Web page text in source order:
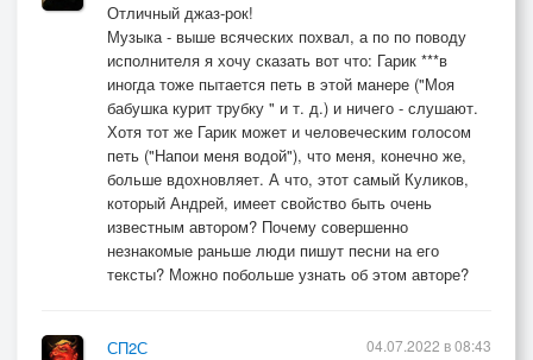
Отличный джаз-рок!
Музыка - выше всяческих похвал, а по по поводу
исполнителя я хочу сказать вот что: Гарик ***в
иногда тоже пытается петь в этой манере ("Моя
бабушка курит трубку " и т. д.) и ничего - слушают.
Хотя тот же Гарик может и человеческим голосом
петь ("Напои меня водой"), что меня, конечно же,
больше вдохновляет. А что, этот самый Куликов,
который Андрей, имеет свойство быть очень
известным автором? Почему совершенно
незнакомые раньше люди пишут песни на его
тексты? Можно побольше узнать об этом авторе?
СП2С
04.07.2022 в 08:43